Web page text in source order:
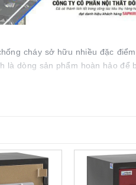
cháy sở hữu nhiều đặc
là dòng sản phẩm hoàn hảo để